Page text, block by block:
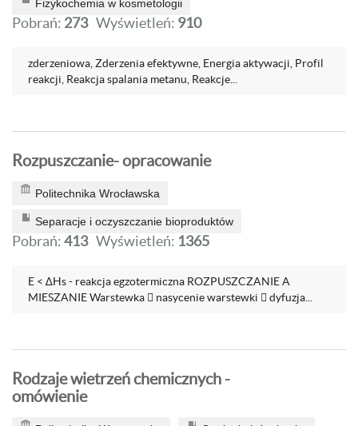
Fizykochemia w kosmetologii
Pobrań: 273 Wyświetleń: 910
zderzeniowa, Zderzenia efektywne, Energia aktywacji, Profil
reakcji, Reakcja spalania metanu, Reakcje...
Rozpuszczanie- opracowanie
Politechnika Wrocławska
Separacje i oczyszczanie bioproduktów
Pobrań:413 Wyświetleń: 1365
E < ∆Hs - reakcja egzotermiczna ROZPUSZCZANIE A
MIESZANIE Warstewka  nasycenie warstewki  dyfuzja...
Rodzaje wietrzeń chemicznych -
omówienie